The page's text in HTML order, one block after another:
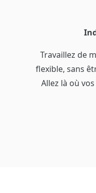
Travaillez de
flexible, sans
Allez là où